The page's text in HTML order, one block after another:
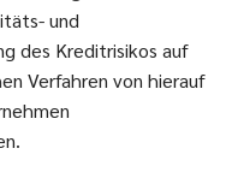
und
des Kreditrisikos auf
Verfahren von hierauf